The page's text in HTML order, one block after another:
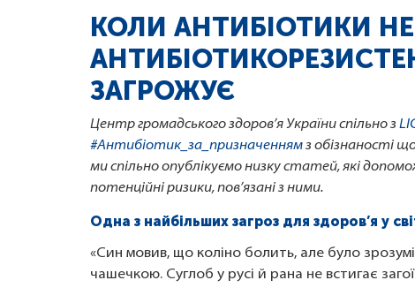
КОЛИ АНТИБІОТИКИ
ЗАГРОЖУЄ
Центр громадського здоров’я України спільно з
#Антибіотик_за_призначеннямз обізнаності
ми спільно опублікуємо низку статей, які
потенційні ризики, пов’язані з ними.
Одна з найбільших загроз для здоров’я у
«Син мовив, що коліно болить, але було
чашечкою. Суглоб у русі й рана не встигає